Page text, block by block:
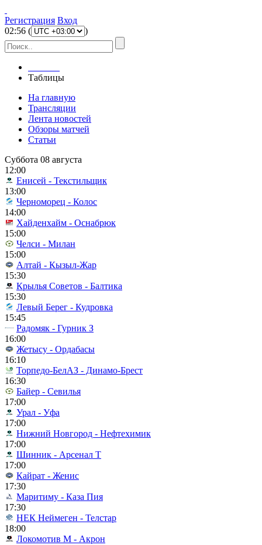
Регистрация Вход
02:56 ( )
Таблицы
На главную
Трансляции
Лента новостей
Обзоры матчей
Статьи
Суббота 08 августа
12:00
Енисей - Текстильщик
13:00
Черноморец - Колос
14:00
Хайденхайм - Оснабрюк
15:00
Челси - Милан
15:00
Алтай - Кызыл-Жар
15:30
Крылья Советов - Балтика
15:30
Левый Берег - Кудровка
15:45
Радомяк - Гурник З
16:00
Жетысу - Ордабасы
16:10
Торпедо-БелАЗ - Динамо-Брест
16:30
Байер - Севилья
17:00
Урал - Уфа
17:00
Нижний Новгород - Нефтехимик
17:00
Шинник - Арсенал Т
17:00
Кайрат - Женис
17:30
Маритиму - Каза Пия
17:30
НЕК Неймеген - Телстар
18:00
Локомотив М - Акрон